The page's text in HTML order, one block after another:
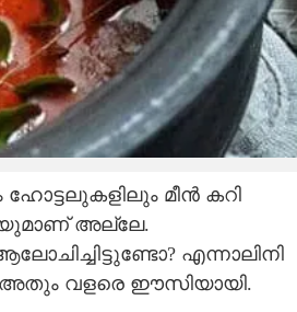
മീൻ കറി
അല്ലേ.
എന്നാലിനി
അതും വളരെ ഈസിയായി.